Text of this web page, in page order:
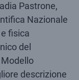
Pastrone,
Nazionale
fisica
del
descrizione